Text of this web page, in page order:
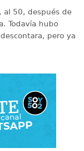
, al 50, después de
Todavía hubo
descontara, pero ya